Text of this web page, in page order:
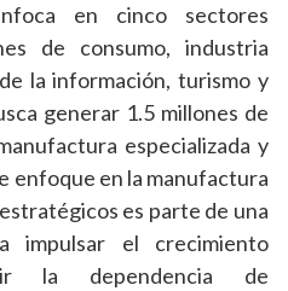
en cinco sectores
de consumo, industria
la información, turismo y
generar 1.5 millones de
especializada y
enfoque en la manufactura
es parte de una
impulsar el crecimiento
la dependencia de